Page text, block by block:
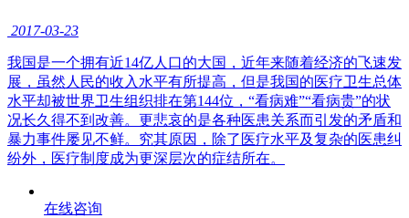
2017-03-23
我国是一个拥有近14亿人口的大国，近年来随着经济的飞速发
展，虽然人民的收入水平有所提高，但是我国的医疗卫生总体
水平却被世界卫生组织排在第144位，“看病难”“看病贵”的状
况长久得不到改善。更悲哀的是各种医患关系而引发的矛盾和
暴力事件屡见不鲜。究其原因，除了医疗水平及复杂的医患纠
纷外，医疗制度成为更深层次的症结所在。
在线咨询